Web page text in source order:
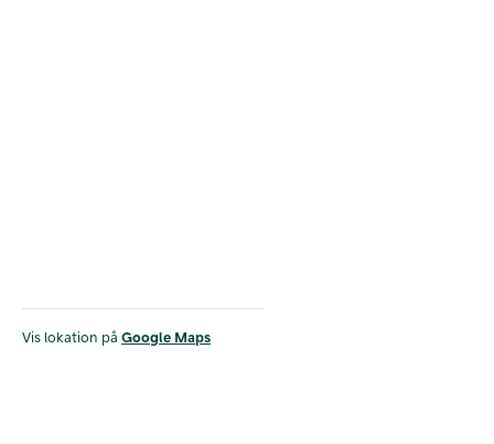
Vis lokation på Google Maps